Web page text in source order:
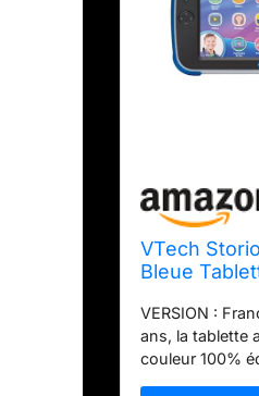
VTech
Bleue
VERSION :
ans, la tablette
couleur 100%